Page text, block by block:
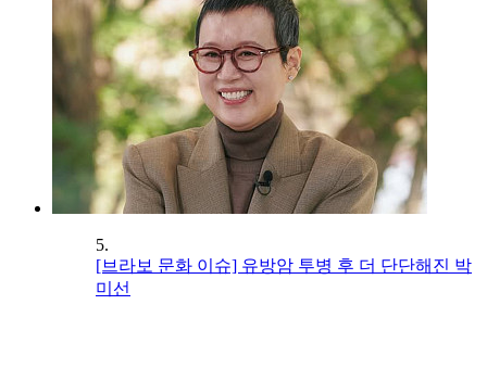
5.
[브라보 문화 이슈] 유방암 투병 후 더 단단해진 박
미선